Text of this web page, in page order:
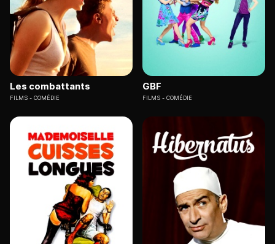
Les combattants
FILMS COMÉDIE
GBF
FILMS COMÉDIE